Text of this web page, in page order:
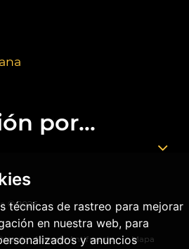
técnicas de rastreo para mejorar
en nuestra web, para
y anuncios
por...
©2026
de Agencia Antifraude
Mapa